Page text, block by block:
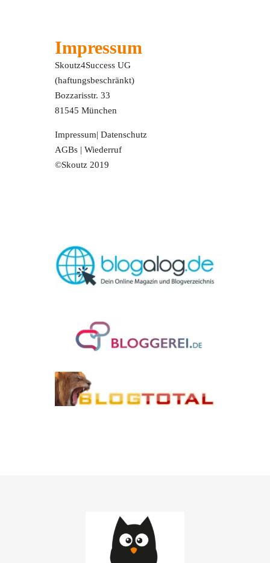
Impressum
Skoutz4Success UG
(haftungsbeschränkt)
Bozzarisstr. 33
81545 München
Impressum|Datenschutz
AGBs |Wiederruf
©Skoutz 2019